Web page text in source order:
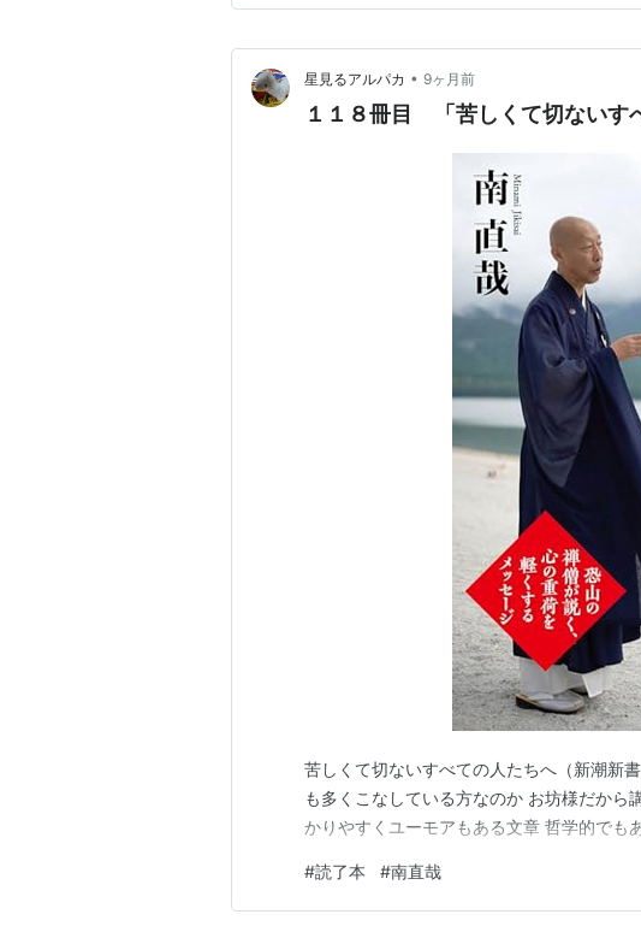
るように思いました そうそう 南直哉さん…
星見るアルパカ • 9ヶ月前
１１８冊目 「苦しくて切ない
苦しくて切ないすべての人たちへ（新潮新
も多くこなしている方なのか お坊様だか
かりやすくユーモアもある文章 哲学的でも
#読了本 #南直哉